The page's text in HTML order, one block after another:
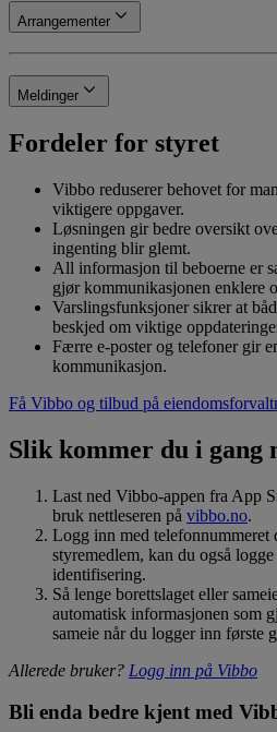
Arrangementer
Meldinger
Fordeler for styret
Vibbo reduserer behovet for
viktigere oppgaver.
Løsningen gir bedre oversikt
ingenting blir glemt.
All informasjon til beboerne er
gjør kommunikasjonen enklere
Varslingsfunksjoner sikrer at
beskjed om viktige
Færre e-poster og telefoner gir
kommunikasjon.
Få Vibbo og tilbud på
Slik kommer du i gang
Last ned Vibbo-appen fra App
bruk nettleseren på vibbo.no.
Logg inn med telefonnummeret
styremedlem, kan du også
identifisering.
Så lenge borettslaget eller
automatisk informasjonen som
sameie når du logger inn første
Allerede bruker? Logg inn på Vibbo
Bli enda bedre kjent med